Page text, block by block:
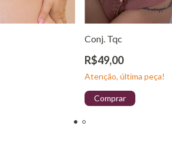
Conj. Tqc
R$49,00
Atenção, última peça!
Comprar